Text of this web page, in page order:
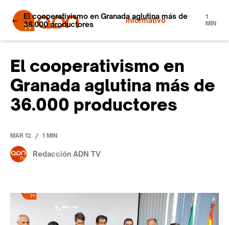
Informativo
El cooperativismo en Granada aglutina más de
36.000 productores
1
MIN
El cooperativismo en
Granada aglutina más de
36.000 productores
MAR 12 / 1 MIN
Redacción ADN TV